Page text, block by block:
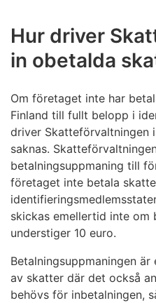
Hur driver
in obetalda
Om företaget inte har
Finland till fullt belopp i
driver Skatteförvaltningen
saknas.
betalningsuppmaning till
företaget inte betala
skickas emellertid inte om
understiger 10 euro.
Betalningsuppmaningen
av skatter där det också
behövs för inbetalningen,